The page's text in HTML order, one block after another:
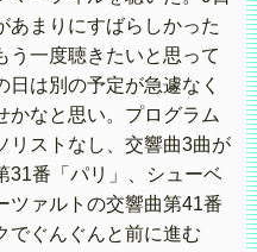
あまりにすばらしかった
う一度聴きたいと思って
は別の予定が急遽なく
かなと思い。プログラム
リストなし、交響曲3曲が
31番「パリ」、シューベ
ツァルトの交響曲第41番
でぐんぐんと前に進む